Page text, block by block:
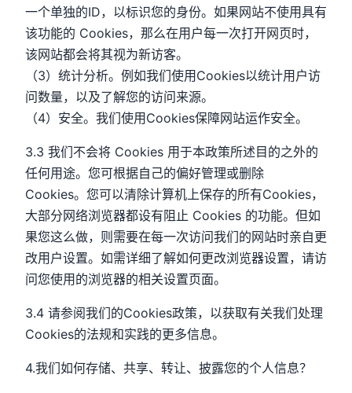
一个单独的ID，以标识您的身份。如果网站不使用具有
该功能的 Cookies，那么在用户每一次打开网页时，
该网站都会将其视为新访客。
（3）统计分析。例如我们使用Cookies以统计用户访
问数量，以及了解您的访问来源。
（4）安全。我们使用Cookies保障网站运作安全。
3.3 我们不会将 Cookies 用于本政策所述目的之外的
任何用途。您可根据自己的偏好管理或删除
Cookies。您可以清除计算机上保存的所有Cookies，
大部分网络浏览器都设有阻止 Cookies 的功能。但如
果您这么做，则需要在每一次访问我们的网站时亲自更
改用户设置。如需详细了解如何更改浏览器设置，请访
问您使用的浏览器的相关设置页面。
3.4 请参阅我们的Cookies政策，以获取有关我们处理
Cookies的法规和实践的更多信息。
4.我们如何存储、共享、转让、披露您的个人信息？